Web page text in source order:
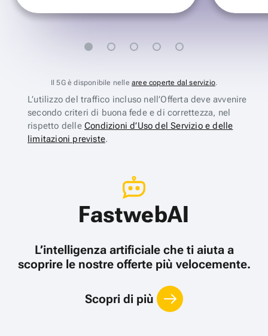
Il 5G è disponibile nelle aree coperte dal servizio.
L’utilizzo del traffico incluso nell’Offerta deve avvenire
secondo criteri di buona fede e di correttezza, nel
rispetto delle Condizioni d’Uso del Servizio e delle
limitazioni previste.
FastwebAI
L’intelligenza artificiale che ti aiuta a
scoprire le nostre offerte più velocemente.
Scopri di più